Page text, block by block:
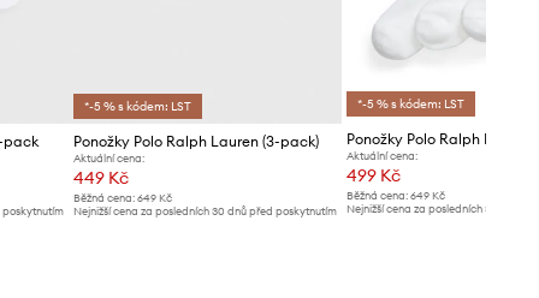
pack
poskytnutím
*-5 % s kódem: LST
Ponožky Polo Ralph Lauren (3-pack)
Aktuální cena:
449 Kč
Běžná cena:649 Kč
Nejnižší cena za posledních 30 dnů před poskytnutím
*-5 % s kódem: LST
Aktuální cena:
499 Kč
Běžná cena: 649 Kč
Nejnižší cena za posledních 30 dnů